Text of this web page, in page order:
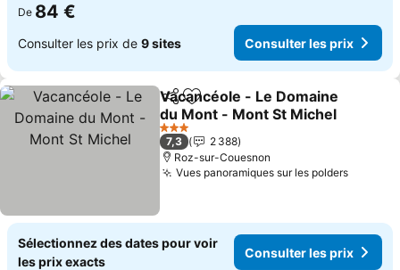
De 84 €
Consulter les prix de 9 sites Consulter les prix
PartagerAjouter à mes favoris
Vacancéole - Le Domaine
du Mont - Mont St Michel
Consulter les prix
3 Étoiles
7,3
2 388
Roz-sur-Couesnon
Vues panoramiques sur les polders
Sélectionnez des dates pour voir
les prix exacts
Consulter les prix